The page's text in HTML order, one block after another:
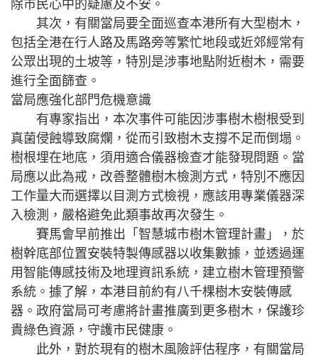
除市民心中的疑慮及不安。
其次，有關當局要全面巡查本港所有大型樹木，
包括全港在行人路及馬路旁等繁忙地段或近郊經常有
公眾出現的土坡等，特別是涉事地點附近樹木，需要
進行全面篩查。
當局應強化部門危機意識
有專家指出，本次事件可能因涉事樹木樹根受到
真菌侵蝕導致腐爛，從而引致樹木支撐不足而倒塌。
樹根埋在地底，須用適合儀器檢查才能發現問題。當
局應以此為戒，改善整體樹木檢測方式，特別不應因
工作量大而選擇以目測方式檢視，應該用專業儀器深
入檢測，嚴格避免此類事故再次發生。
賽馬會早前推出「智慧城市樹木管理計畫」，於
樹幹底部位置安裝特製傳感器以收集數據，並透過運
用智能傳感技術及地理資訊系統，建立樹木管理預警
系統。據了解，本港目前約有八千棵樹木安裝傳感
器。政府當局可考慮將計畫推廣到更多樹木，保護珍
貴綠色資源，守護市民健康。
此外，對於現有的樹木風險評估程序，有關當局